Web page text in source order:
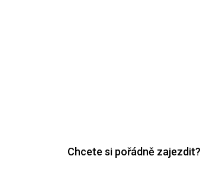
Chcete si pořádně zajezdit?